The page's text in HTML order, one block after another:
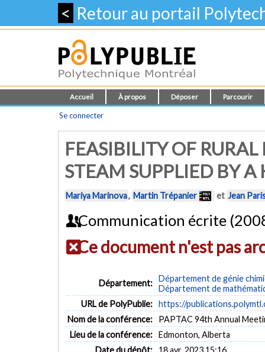
< Retour au portail
Accueil À propos Déposer Parcourir
Se connecter
FEASIBILITY OF
STEAM SUPPLIED BY
Mariya Marinova, Martin Trépanier et Jean
Communication écrite
Ce document n'est pas
Département: Département de génie
Département de
URL de PolyPublie: https://
Nom de la conférence:
PAPTAC 94th Annual
Lieu de la conférence: Edmonton, Alberta
Date du dépôt:
18 avr. 2023 15:16